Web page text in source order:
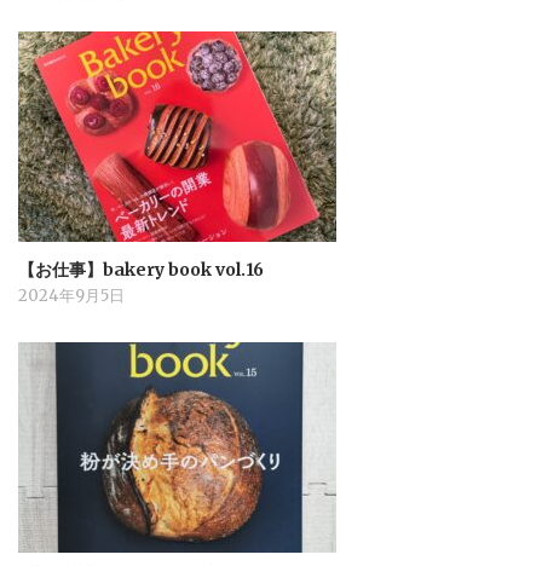
【お仕事】bakery book vol.16
2024年9月5日